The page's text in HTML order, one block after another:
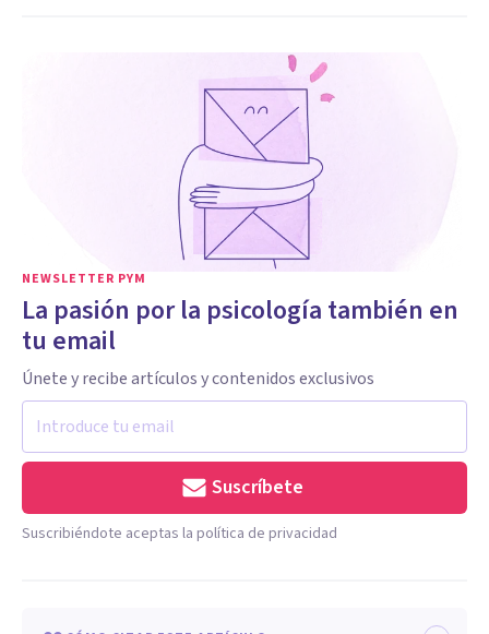
NEWSLETTER PYM
La pasión por la psicología también en
tu email
Únete y recibe artículos y contenidos exclusivos
Suscríbete
Suscribiéndote aceptas la política de privacidad